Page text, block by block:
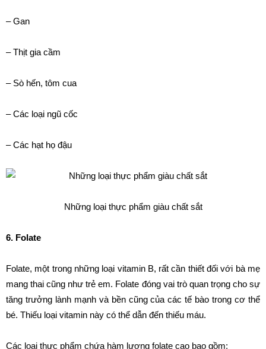
– Gan
– Thịt gia cầm
– Sò hến, tôm cua
– Các loại ngũ cốc
– Các hạt họ đậu
Những loại thực phẩm giàu chất sắt
6. Folate
Folate, một trong những loại vitamin B, rất cần thiết đối với bà mẹ
mang thai cũng như trẻ em. Folate đóng vai trò quan trọng cho sự
tăng trưởng lành mạnh và bền cũng của các tế bào trong cơ thể
bé. Thiếu loại vitamin này có thể dẫn đến thiếu máu.
Các loại thực phẩm chứa hàm lượng folate cao bao gồm: